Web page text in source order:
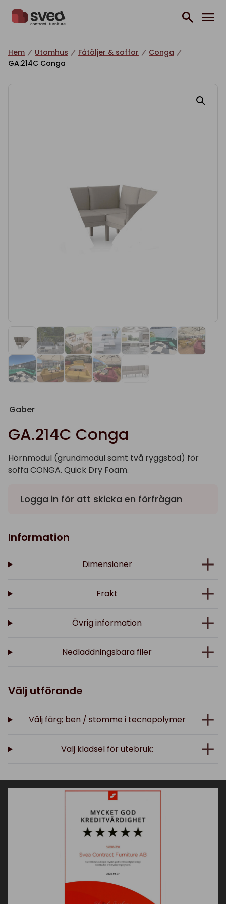
Hem Utomhus Fåtöljer & soffor
Conga
GA.214C Conga
Gaber
GA.214C Conga
Hörnmodul (grundmodul samt två ryggstöd) för
soffa CONGA. Quick Dry Foam.
Logga in för att skicka en förfrågan
Information
Dimensioner
Frakt
Övrig information
Nedladdningsbara filer
Välj utförande
Välj färg; ben / stomme i tecnopolymer
Välj klädsel för utebruk: